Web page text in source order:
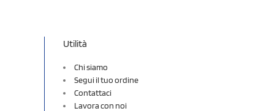
Utilità
Chi siamo
Segui il tuo ordine
Contattaci
Lavora con noi